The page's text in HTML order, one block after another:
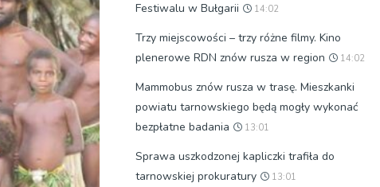
Festiwalu w Bułgarii
14:02
Trzy miejscowości – trzy różne filmy. Kino
plenerowe RDN znów rusza w region
14:02
Mammobus znów rusza w trasę. Mieszkanki
powiatu tarnowskiego będą mogły wykonać
bezpłatne badania
13:01
Sprawa uszkodzonej kapliczki trafiła do
tarnowskiej prokuratury
13:01